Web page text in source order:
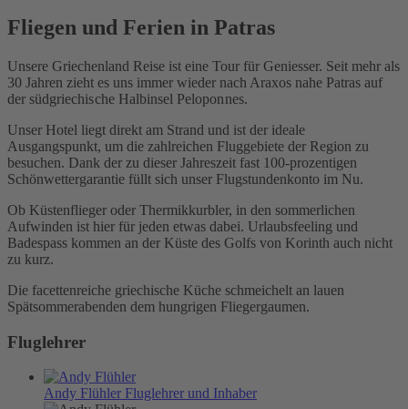
Fliegen und Ferien in Patras
Unsere Griechenland Reise ist eine Tour für Geniesser. Seit mehr als
30 Jahren zieht es uns immer wieder nach Araxos nahe Patras auf
der südgriechische Halbinsel Peloponnes.
Unser Hotel liegt direkt am Strand und ist der ideale
Ausgangspunkt, um die zahlreichen Fluggebiete der Region zu
besuchen. Dank der zu dieser Jahreszeit fast 100-prozentigen
Schönwettergarantie füllt sich unser Flugstundenkonto im Nu.
Ob Küstenflieger oder Thermikkurbler, in den sommerlichen
Aufwinden ist hier für jeden etwas dabei. Urlaubsfeeling und
Badespass kommen an der Küste des Golfs von Korinth auch nicht
zu kurz.
Die facettenreiche griechische Küche schmeichelt an lauen
Spätsommerabenden dem hungrigen Fliegergaumen.
Fluglehrer
Andy Flühler Fluglehrer und Inhaber